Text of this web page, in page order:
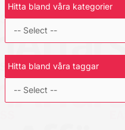
Hitta bland våra kategorier
Hitta bland våra taggar